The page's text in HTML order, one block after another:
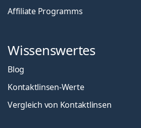
Affiliate Programms
Wissenswertes
Blog
Kontaktlinsen-Werte
Vergleich von Kontaktlinsen